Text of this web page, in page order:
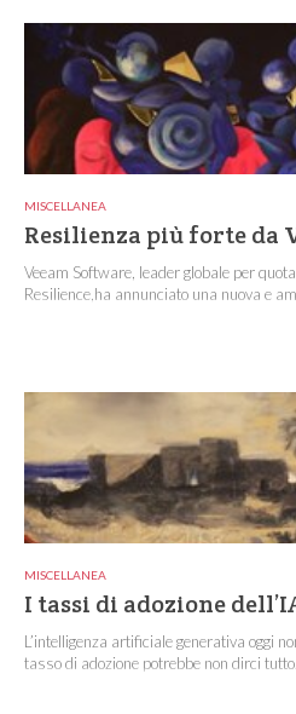
MISCELLANEA
Resilienza più forte da
Veeam Software, leader globale per
Resilience,ha annunciato una nuova e
MISCELLANEA
I tassi di adozione
L’intelligenza artificiale generativa oggi
tasso di adozione potrebbe non dirci